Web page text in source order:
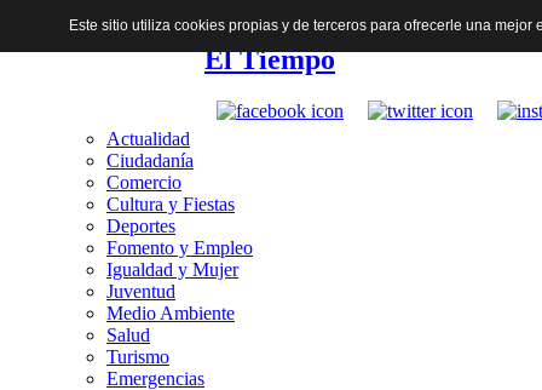
El Tiempo
Actualidad
Ciudadanía
Comercio
Cultura y Fiestas
Deportes
Fomento y Empleo
Igualdad y Mujer
Juventud
Medio Ambiente
Salud
Turismo
Emergencias
Este sitio utiliza cookies propias y de terceros para ofrecerle una